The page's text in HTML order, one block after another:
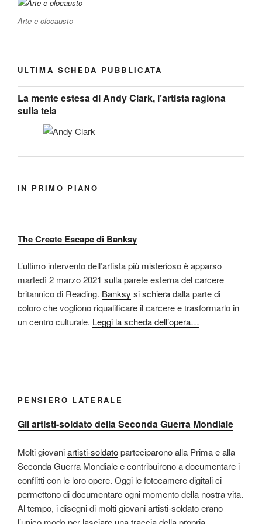
Arte e olocausto
ULTIMA SCHEDA PUBBLICATA
La mente estesa di Andy Clark, l’artista ragiona
sulla tela
IN PRIMO PIANO
The Create Escape di Banksy
L’ultimo intervento dell’artista più misterioso è apparso
martedì 2 marzo 2021 sulla parete esterna del carcere
britannico di Reading. Banksy si schiera dalla parte di
coloro che vogliono riqualificare il carcere e trasformarlo in
un centro culturale. Leggi la scheda dell’opera…
PENSIERO LATERALE
Gli artisti-soldato della Seconda Guerra Mondiale
Molti giovaniartisti-soldatoparteciparono alla Prima e alla
Seconda Guerra Mondiale e contribuirono a documentare i
conflitti con le loro opere. Oggi le fotocamere digitali ci
permettono di documentare ogni momento della nostra vita.
Al tempo, i disegni di molti giovani artisti-soldato erano